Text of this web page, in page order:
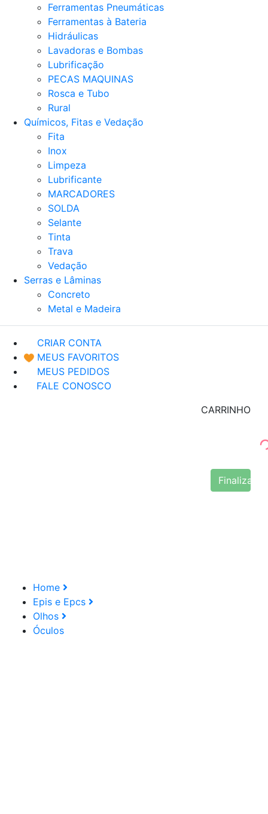
Ferramentas Pneumáticas
Ferramentas à Bateria
Hidráulicas
Lavadoras e Bombas
Lubrificação
PECAS MAQUINAS
Rosca e Tubo
Rural
Químicos, Fitas e Vedação
Fita
Inox
Limpeza
Lubrificante
MARCADORES
SOLDA
Selante
Tinta
Trava
Vedação
Serras e Lâminas
Concreto
Metal e Madeira
CRIAR CONTA
MEUS FAVORITOS
MEUS PEDIDOS
FALE CONOSCO
CARRINHO
Finalizar
Home
Epis e Epcs
Olhos
Óculos